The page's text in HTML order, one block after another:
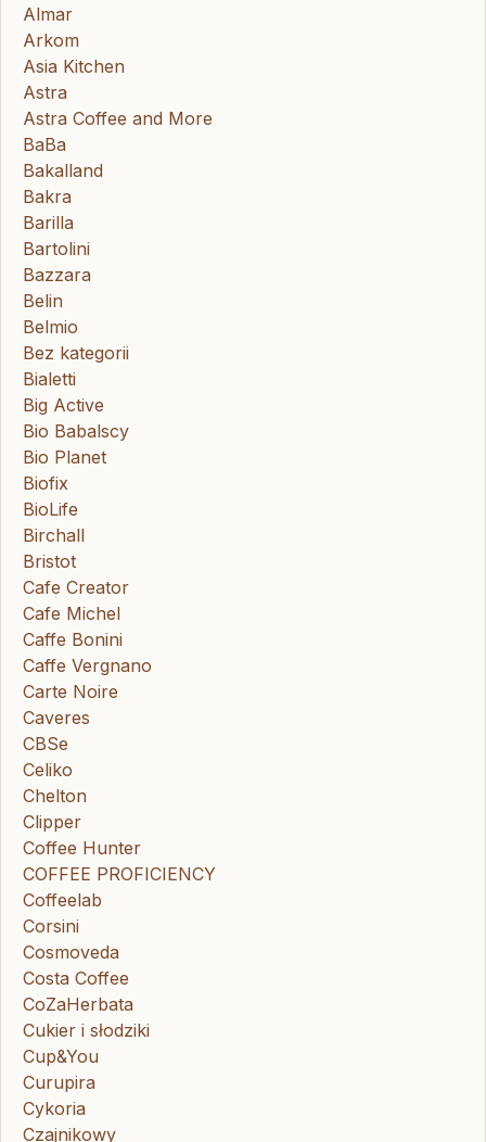
Almar
Arkom
Asia Kitchen
Astra
Astra Coffee and More
BaBa
Bakalland
Bakra
Barilla
Bartolini
Bazzara
Belin
Belmio
Bez kategorii
Bialetti
Big Active
Bio Babalscy
Bio Planet
Biofix
BioLife
Birchall
Bristot
Cafe Creator
Cafe Michel
Caffe Bonini
Caffe Vergnano
Carte Noire
Caveres
CBSe
Celiko
Chelton
Clipper
Coffee Hunter
COFFEE PROFICIENCY
Coffeelab
Corsini
Cosmoveda
Costa Coffee
CoZaHerbata
Cukier i słodziki
Cup&You
Curupira
Cykoria
Czajnikowy